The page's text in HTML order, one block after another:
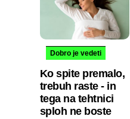
Dobro je vedeti
Ko spite premalo,
trebuh raste - in
tega na tehtnici
sploh ne boste